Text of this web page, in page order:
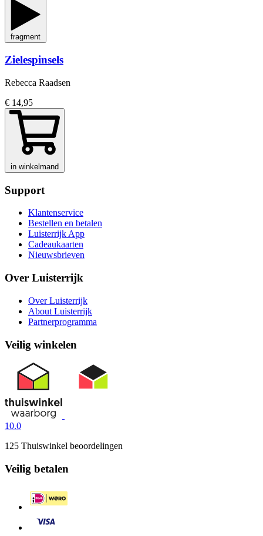
fragment
Zielespinsels
Rebecca Raadsen
€ 14,95
in winkelmand
Support
Klantenservice
Bestellen en betalen
Luisterrijk App
Cadeaukaarten
Nieuwsbrieven
Over Luisterrijk
Over Luisterrijk
About Luisterrijk
Partnerprogramma
Veilig winkelen
10.0
125 Thuiswinkel beoordelingen
Veilig betalen